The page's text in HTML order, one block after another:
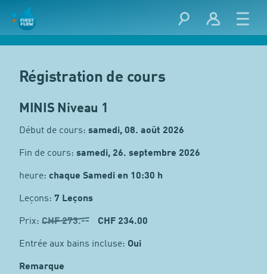
Régistration de cours
MINIS Niveau 1
Début de cours: samedi, 08. août 2026
Fin de cours: samedi, 26. septembre 2026
heure: chaque Samedi en 10:30 h
Leçons: 7 Leçons
Prix: CHF273.-- CHF 234.00
Entrée aux bains incluse: Oui
Remarque